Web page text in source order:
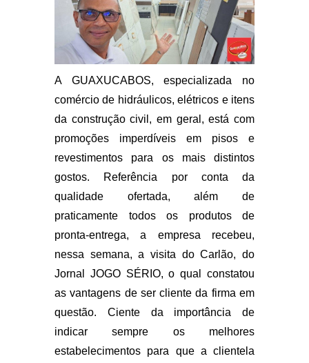
A GUAXUCABOS, especializada no
comércio de hidráulicos, elétricos e itens
da construção civil, em geral, está com
promoções imperdíveis em pisos e
revestimentos para os mais distintos
gostos. Referência por conta da
qualidade ofertada, além de
praticamente todos os produtos de
pronta-entrega, a empresa recebeu,
nessa semana, a visita do Carlão, do
Jornal JOGO SÉRIO, o qual constatou
as vantagens de ser cliente da firma em
questão. Ciente da importância de
indicar sempre os melhores
estabelecimentos para que a clientela